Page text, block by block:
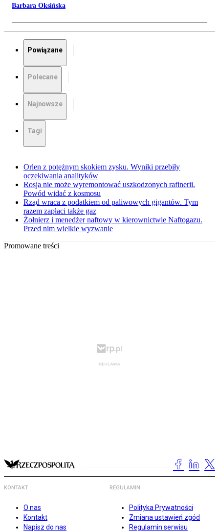
Barbara Oksińska
Powiązane
Polecane
Najnowsze
Tagi
Orlen z potężnym skokiem zysku. Wyniki przebiły
oczekiwania analityków
Rosja nie może wyremontować uszkodzonych rafinerii.
Powód widać z kosmosu
Rząd wraca z podatkiem od paliwowych gigantów. Tym
razem zapłaci także gaz
Żołnierz i menedżer naftowy w kierownictwie Naftogazu.
Przed nim wielkie wyzwanie
Promowane treści
KONTAKT
O nas
Kontakt
Napisz do nas
REGULAMIN
Polityka Prywatności
Zmiana ustawień zgód
Regulamin serwisu